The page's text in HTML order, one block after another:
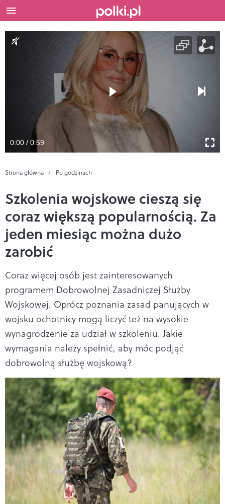
0:00 / 0:59
Strona główna Po godzinach
Szkolenia wojskowe cieszą się
coraz większą popularnością. Za
jeden miesiąc można dużo
zarobić
Coraz więcej osób jest zainteresowanych
programem Dobrowolnej Zasadniczej Służby
Wojskowej. Oprócz poznania zasad panujących w
wojsku ochotnicy mogą liczyć też na wysokie
wynagrodzenie za udział w szkoleniu. Jakie
wymagania należy spełnić, aby móc podjąć
dobrowolną służbę wojskową?